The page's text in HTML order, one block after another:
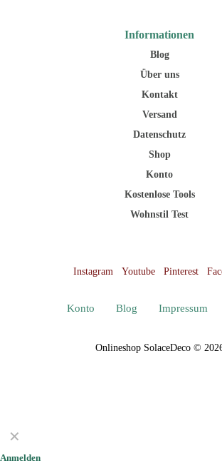
Informationen
Blog
Über uns
Kontakt
Versand
Datenschutz
Shop
Konto
Kostenlose Tools
Wohnstil Test
Instagram Youtube Pinterest
Konto Blog Impressum
Onlineshop SolaceDeco ©
✕
Anmelden